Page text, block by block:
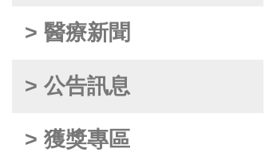
> 醫療新聞
> 公告訊息
> 獲獎專區